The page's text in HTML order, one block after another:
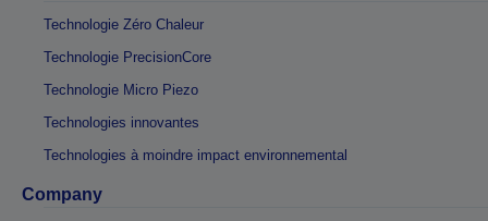
Technologie Zéro Chaleur
Technologie PrecisionCore
Technologie Micro Piezo
Technologies innovantes
Technologies à moindre impact environnemental
Company